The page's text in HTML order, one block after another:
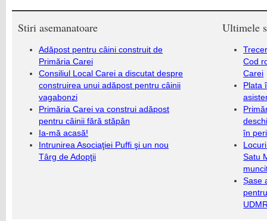
Stiri asemanatoare
Adăpost pentru câini construit de
Primăria Carei
Consiliul Local Carei a discutat despre
construirea unui adăpost pentru câinii
vagabonzi
Primăria Carei va construi adăpost
pentru câinii fără stăpân
Ia-mă acasă!
Intrunirea Asociaţiei Puffi şi un nou
Târg de Adopţii
Ultimele
Cod
Carei
Plata
în
Satu
Șase